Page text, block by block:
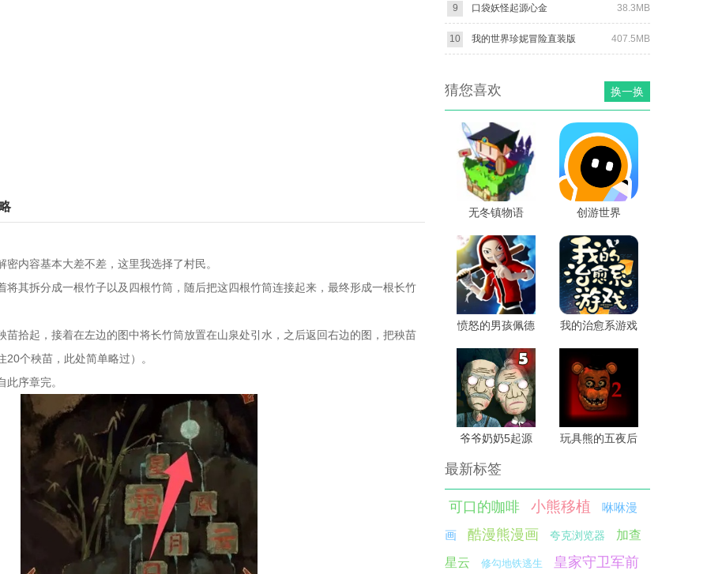
内容基本大差不差，这里我选择了村民。
将其拆分成一根竹子以及四根竹筒，随后把这四根竹筒连接起来，最终形成一根长竹
苗拾起，接着在左边的图中将长竹筒放置在山泉处引水，之后返回右边的图，把秧苗
个秧苗，此处简单略过）。
序章完。
9 38.3MB
口袋妖怪起源心金
10 407.5MB
我的世界珍妮冒险直装版
换一换
猜您喜欢
无冬镇物语 创游世界
愤怒的男孩佩德
我的治愈系游戏
爷爷奶奶5起源
玩具熊的五夜后
最新标签
可口的咖啡 小熊移植 咻咻漫
画 酷漫熊漫画 夸克浏览器 加查
星云 修勾地铁逃生
皇家守卫军前